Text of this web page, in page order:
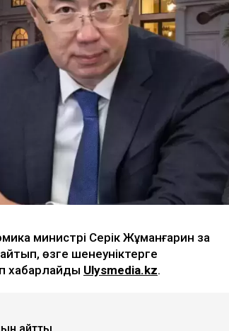
министрі Серік Жұманғарин заң
өзге шенеуніктерге
хабарлайды Ulysmedia.kz.
айтты